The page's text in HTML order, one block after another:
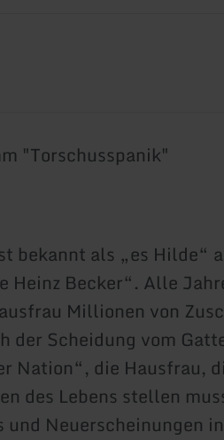
"Torschusspanik"
bekannt als „es Hilde“
Heinz Becker“. Alle
Millionen von
der Scheidung vom
Nation“, die Hausfrau,
des Lebens stellen
Neuerscheinungen